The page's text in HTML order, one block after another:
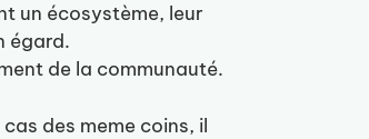
un écosystème, leur
égard.
de la communauté.
des meme coins, il